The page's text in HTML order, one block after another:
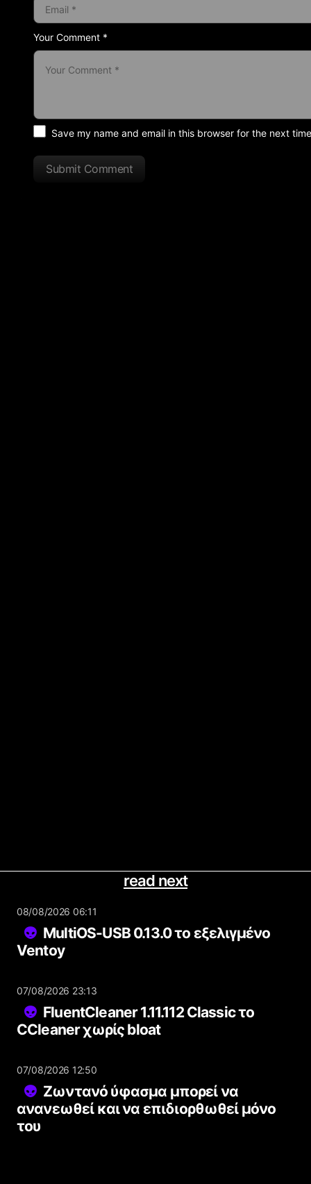
Your Comment *
Save my name and email in this browser for the next
Submit Comment
read next
08/08/2026 06:11
MultiOS-USB 0.13.0 το εξελιγμένο
Ventoy
07/08/2026 23:13
FluentCleaner 1.11.112 Classic το
CCleaner χωρίς bloat
07/08/2026 12:50
Ζωντανό ύφασμα μπορεί να
ανανεωθεί και να επιδιορθωθεί μόνο
του